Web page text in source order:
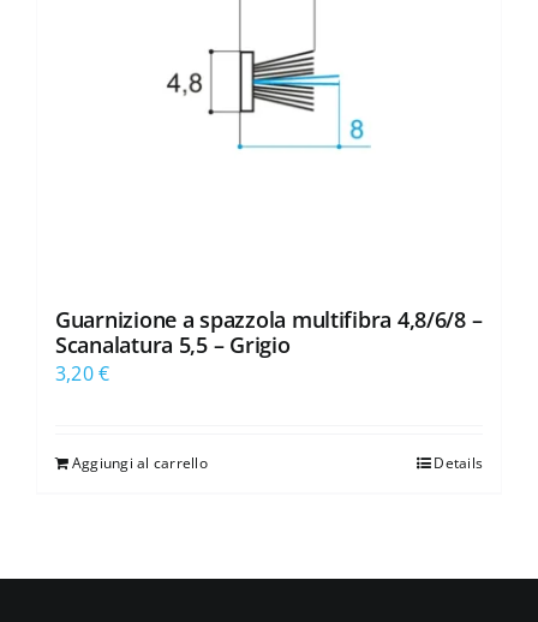
Guarnizione a spazzola multifibra 4,8/6/8 –
Scanalatura 5,5 – Grigio
3,20€
Aggiungi al carrello Details